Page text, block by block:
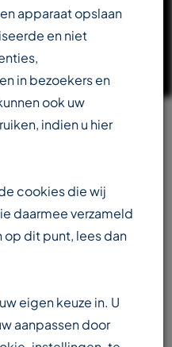
meerdere talen
en componenten
apparaat opslaan
en niet
in bezoekers en
ook uw
indien u hier
cookies die wij
daarmee verzameld
op dit punt, lees dan
eigen keuze in. U
aanpassen door